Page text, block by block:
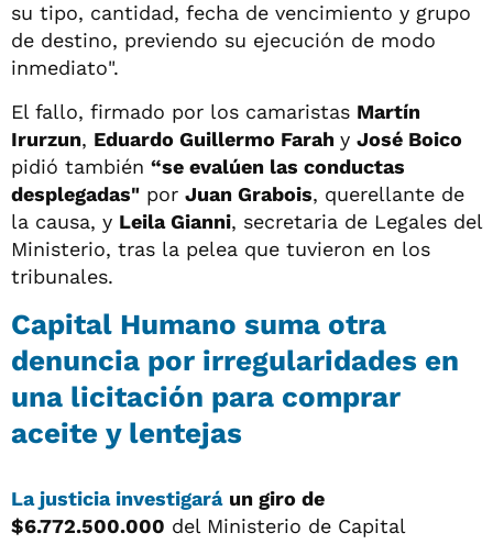
su tipo, cantidad, fecha de vencimiento y grupo
de destino, previendo su ejecución de modo
inmediato".
El fallo, firmado por los camaristas Martín
Irurzun, Eduardo Guillermo Farah y José Boico
pidió también “se evalúen las conductas
desplegadas" por Juan Grabois, querellante de
la causa, y Leila Gianni, secretaria de Legales del
Ministerio, tras la pelea que tuvieron en los
tribunales.
Capital Humano suma otra
denuncia por irregularidades en
una licitación para comprar
aceite y lentejas
La justicia investigará un giro de
$6.772.500.000 del Ministerio de Capital